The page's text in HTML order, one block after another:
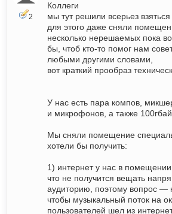
2
Коллеги
мы тут решили всерьез
для этого даже сняли
несколько нерешаемых пока
бы, чтоб кто-то помог нам
любыми другими словами,
вот краткий прообраз
У нас есть пара компов,
и микрофонов, а также
Мы сняли помещение
хотели бы получить:
1) интернет у нас в
что не получится вещать
аудиторию, поэтому вопрос —
чтобы музыкальный поток на
пользователей шел из